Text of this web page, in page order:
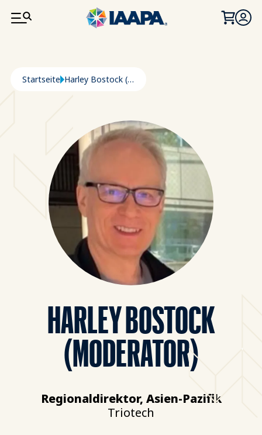
DIREKT ZUM INHALT
Pfadnavigation
Startseite Harley Bostock (Moderator)
HARLEY BOSTOCK
(MODERATOR)
Regionaldirektor, Asien-Pazifik
Triotech